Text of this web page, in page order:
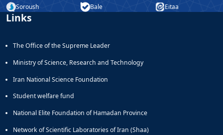
Soroush Bale Eitaa
Links
The Office of the Supreme Leader
Ministry of Science, Research and Technology
Iran National Science Foundation
Student welfare fund
National Elite Foundation of Hamadan Province
Network of Scientific Laboratories of Iran (Shaa)